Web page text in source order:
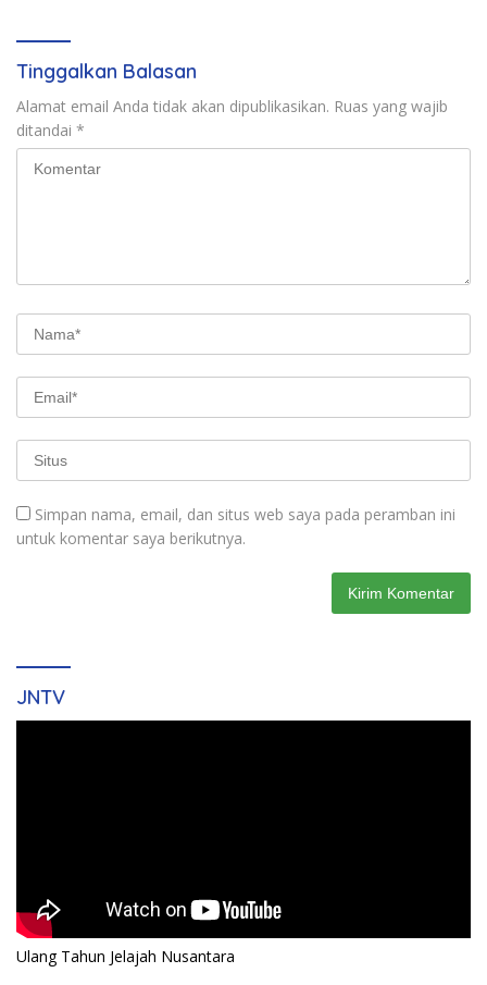
Tinggalkan Balasan
Alamat email Anda tidak akan dipublikasikan. Ruas yang wajib
ditandai *
Simpan nama, email, dan situs web saya pada peramban ini
untuk komentar saya berikutnya.
JNTV
Ulang Tahun Jelajah Nusantara